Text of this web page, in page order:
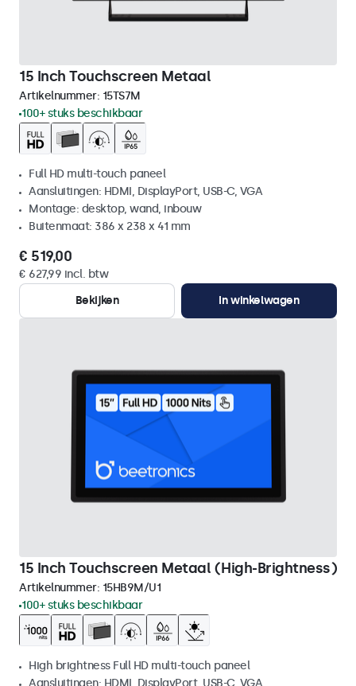
15 Inch Touchscreen Metaal
Artikelnummer: 15TS7M
100+ stuks beschikbaar
Full HD multi-touch paneel
Aansluitingen: HDMI, DisplayPort, USB-C, VGA
Montage: desktop, wand, inbouw
Buitenmaat: 386 x 238 x 41 mm
€ 519,00
€ 627,99 incl. btw
Bekijken
In winkelwagen
15 Inch Touchscreen Metaal (High-Brightness)
Artikelnummer: 15HB9M/U1
100+ stuks beschikbaar
High brightness Full HD multi-touch paneel
Aansluitingen: HDMI, DisplayPort, USB-C, VGA